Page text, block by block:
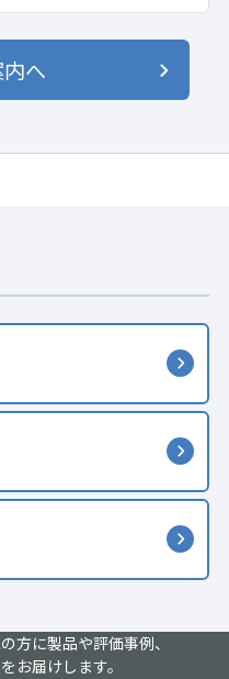
へ
方に製品や評価事例、
お届けします。